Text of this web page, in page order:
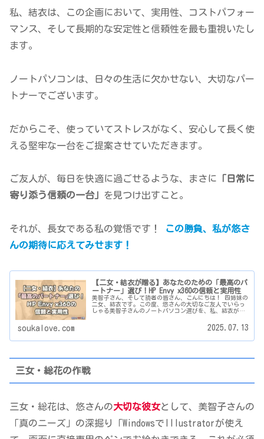
私、結衣は、この企画において、実用性、コストパフォー
マンス、そして長期的な安定性と信頼性を最も重視いたし
ます。
ノートパソコンは、日々の生活に欠かせない、大切なパー
トナーでございます。
だからこそ、使っていてストレスがなく、安心して長く使
える堅牢な一台をご提案させていただきます。
ご友人が、毎日を快適に過ごせるような、まさに 「日常に
寄り添う信頼の一台」 を見つけ出すこと。
それが、長女である私の覚悟です！
この勝負、私が悠さ
んの期待に応えてみせます！
【二女・結衣が贈る】あなたのための「最高のパ
ートナー」選び！HP Envy x360の信頼と実用性
美智子さん、そして読者の皆さん、こんにちは！ 四姉妹の
二女、結衣です。この度、悠さんの大切なご友人でいらっ
しゃる美智子さんのノートパソコン選びを、私、結衣が心
soukalove.com 2025.07.13
三女・総花の作戦
三女・総花は、悠さんの大切な彼女として、美智子さんの
「真のニーズ」の深掘り「WindowsでIllustratorが使え